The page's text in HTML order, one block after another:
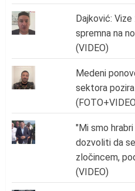
Dajković:
spremna na
(VIDEO)
Medeni
sektora
"Mi smo
dozvoliti da
zločincem,
(VIDEO)